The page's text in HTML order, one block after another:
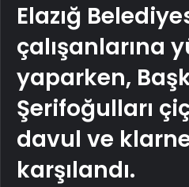
Elazığ
çalışanlarına
yaparken,
Şerifoğulları
davul ve
karşılandı.